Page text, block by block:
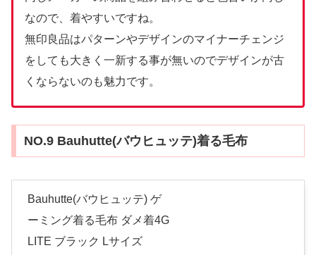
なので、着やすいですね。
無印良品はパターンやデザインのマイナーチェンジ
をしても大きく一新する事が無いのでデザインが古
くならないのも魅力です。
NO.9 Bauhutte(バウヒュッテ)着る毛布
Bauhutte(バウヒュッテ) ゲ
ーミング着る毛布 ダメ着4G
LITE ブラック Lサイズ